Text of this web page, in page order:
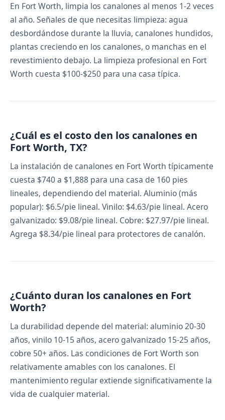
En Fort Worth, limpia los canalones al menos 1-2 veces
al año. Señales de que necesitas limpieza: agua
desbordándose durante la lluvia, canalones hundidos,
plantas creciendo en los canalones, o manchas en el
revestimiento debajo. La limpieza profesional en Fort
Worth cuesta $100-$250 para una casa típica.
¿Cuál es el costo den los canalones en
Fort Worth, TX?
La instalación de canalones en Fort Worth típicamente
cuesta $740 a $1,888 para una casa de 160 pies
lineales, dependiendo del material. Aluminio (más
popular): $6.5/pie lineal. Vinilo: $4.63/pie lineal. Acero
galvanizado: $9.08/pie lineal. Cobre: $27.97/pie lineal.
Agrega $8.34/pie lineal para protectores de canalón.
¿Cuánto duran los canalones en Fort
Worth?
La durabilidad depende del material: aluminio 20-30
años, vinilo 10-15 años, acero galvanizado 15-25 años,
cobre 50+ años. Las condiciones de Fort Worth son
relativamente amables con los canalones. El
mantenimiento regular extiende significativamente la
vida de cualquier material.